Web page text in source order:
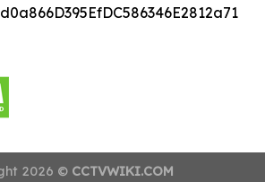
2026 © CCTVWIKI.COM